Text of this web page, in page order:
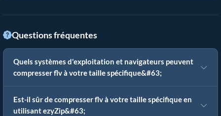
Questions fréquentes
Quels systèmes d'exploitation et navigateurs peuvent
compresser flv à votre taille spécifique&#63;
Est-il sûr de compresser flv à votre taille spécifique en
utilisant ezyZip&#63;